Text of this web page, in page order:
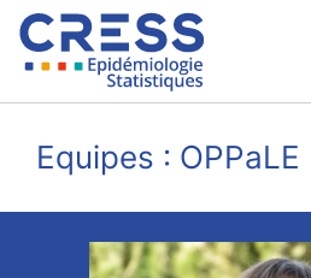
contentEquipes : OPPaLE